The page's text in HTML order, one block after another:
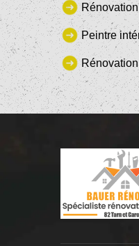
Peintre